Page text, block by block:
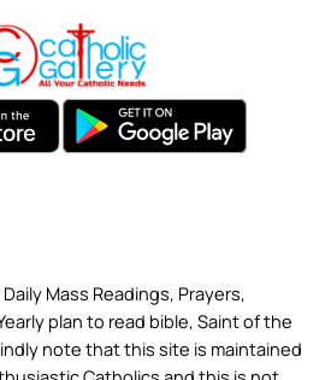
Mass Readings, Prayers,
plan to read bible, Saint of the
note that this site is maintained